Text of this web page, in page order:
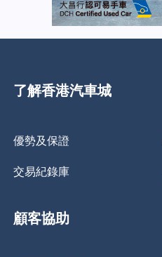
了解香港汽車城
優勢及保證
交易紀錄庫
顧客協助